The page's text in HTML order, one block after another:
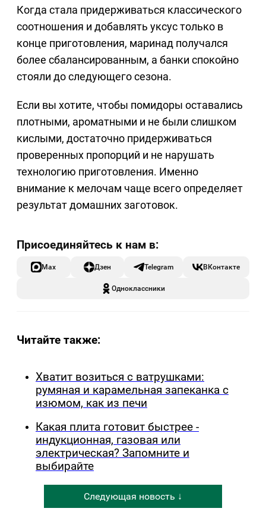
Когда стала придерживаться классического
соотношения и добавлять уксус только в
конце приготовления, маринад получался
более сбалансированным, а банки спокойно
стояли до следующего сезона.
Если вы хотите, чтобы помидоры оставались
плотными, ароматными и не были слишком
кислыми, достаточно придерживаться
проверенных пропорций и не нарушать
технологию приготовления. Именно
внимание к мелочам чаще всего определяет
результат домашних заготовок.
Max Дзен Telegram ВКонтакте
Одноклассники
Читайте также:
Хватит возиться с ватрушками:
румяная и карамельная запеканка с
изюмом, как из печи
Какая плита готовит быстрее -
индукционная, газовая или
электрическая? Запомните и
выбирайте
Следующая новость ↓